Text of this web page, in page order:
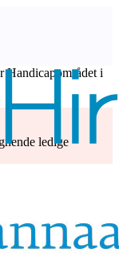
Handicapområdet i
ledige